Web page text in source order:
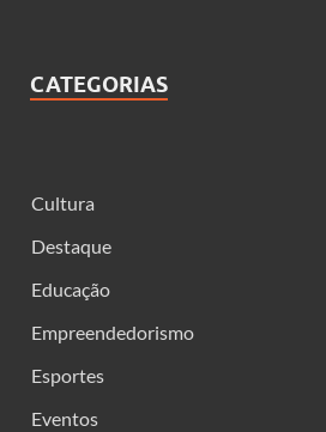
CATEGORIAS
Cultura
Destaque
Educação
Empreendedorismo
Esportes
Eventos